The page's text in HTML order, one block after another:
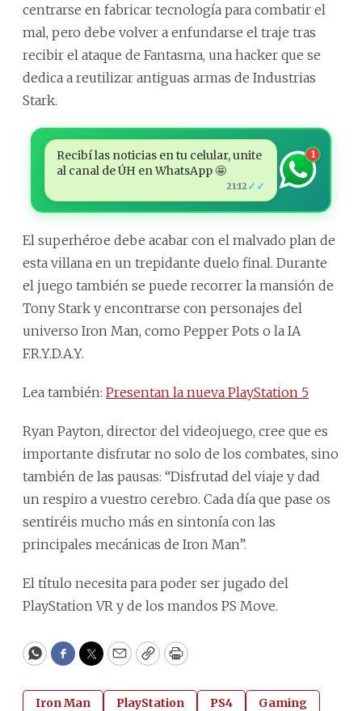
centrarse en fabricar tecnología para combatir el
mal, pero debe volver a enfundarse el traje tras
recibir el ataque de Fantasma, una hacker que se
dedica a reutilizar antiguas armas de Industrias
Stark.
Recibí las noticias en tu celular, unite
al canal de ÚH en WhatsApp 🤩
21:12 ✓✓
1
El superhéroe debe acabar con el malvado plan de
esta villana en un trepidante duelo final. Durante
el juego también se puede recorrer la mansión de
Tony Stark y encontrarse con personajes del
universo Iron Man, como Pepper Pots o la IA
F.R.Y.D.A.Y.
Lea también: Presentan la nueva PlayStation 5
Ryan Payton, director del videojuego, cree que es
importante disfrutar no solo de los combates, sino
también de las pausas: “Disfrutad del viaje y dad
un respiro a vuestro cerebro. Cada día que pase os
sentiréis mucho más en sintonía con las
principales mecánicas de Iron Man”.
El título necesita para poder ser jugado del
PlayStation VR y de los mandos PS Move.
WhatsApp
Facebook
Twitter
EmailCopyPrint
Iron Man PlayStation PS4 Gaming